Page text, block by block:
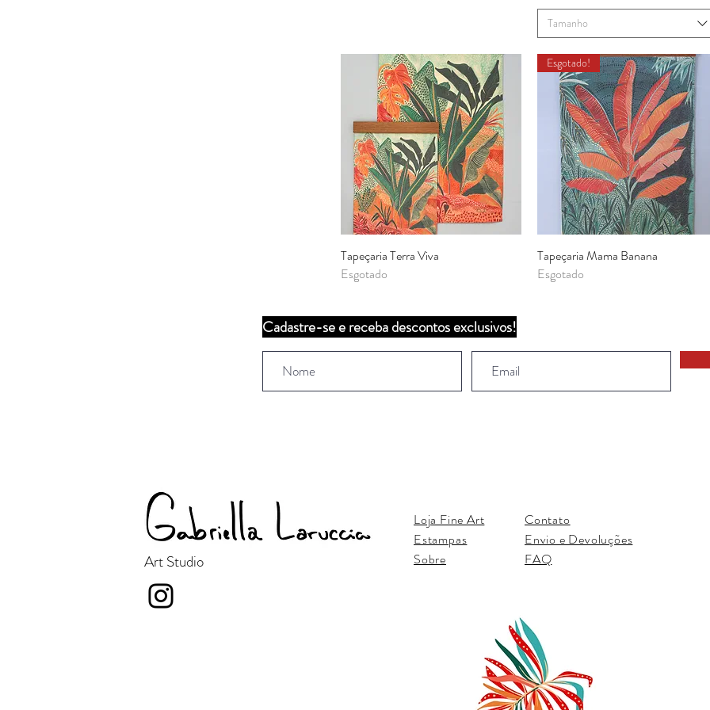
Tamanho
Visualização rápida
Tapeçaria Terra Viva
Esgotado
Visualização rápida
Esgotado!
Tapeçaria Mama Banana
Esgotado
Art Studio
Loja Fine Art
Estampas
Sobre
Contato
Envio e Devoluções
FAQ
Cadastre-se e receba descontos exclusivos!